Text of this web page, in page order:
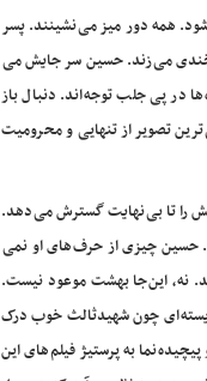
همه دور میز می نشینند. پسر
می زند. حسین سر جایش می
در پی جلب توجه اند. دنبال باز
تصویر از تنهایی و محرومیت
را تا بی نهایت گسترش می دهد.
حسین چیزی از حرف های او نمی
نه، این جا بهشت موعود نیست.
ای چون شهیدثالث خوب درک
نما به پرستیژ فیلم های این